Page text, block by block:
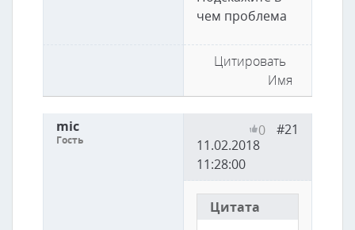
чем проблема
Цитировать
Имя
mic
Гость
#21
0
11.02.2018
11:28:00
Цитата